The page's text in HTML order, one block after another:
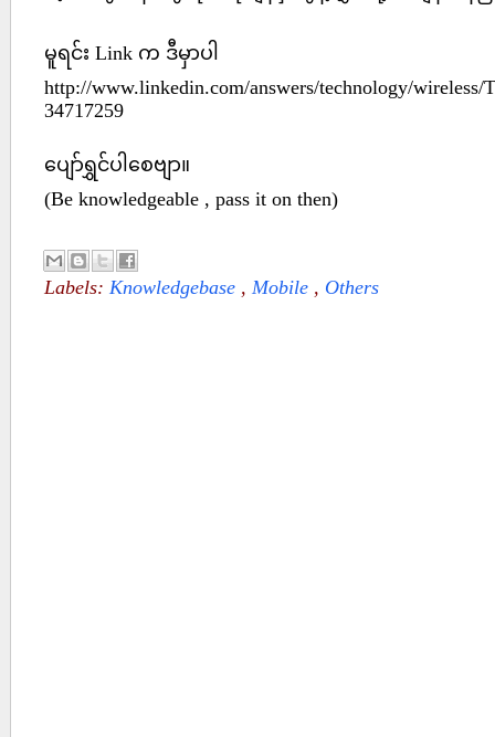
မူရင်း Link က ဒီမှာပါ
http://www.linkedin.com/answers/technology/wireless/
34717259
ပျော်ရွှင်ပါစေဗျာ။
(Be knowledgeable , pass it on then)
Labels: Knowledgebase , Mobile , Others